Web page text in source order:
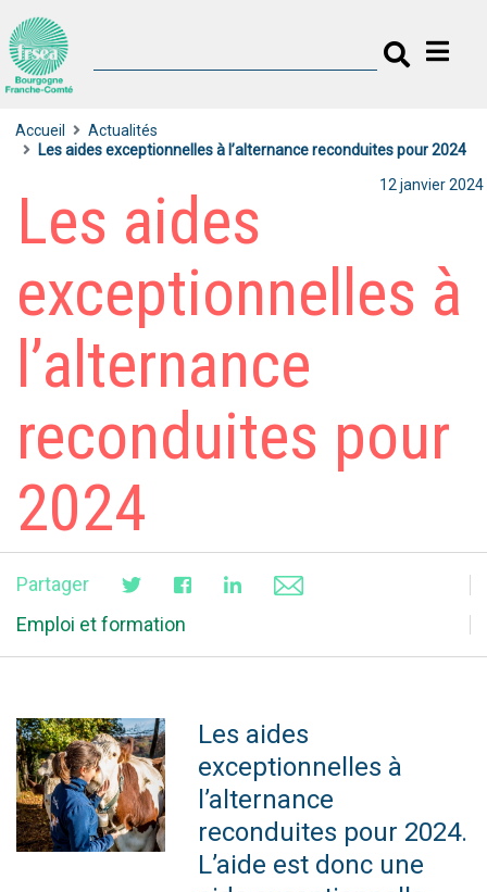
Accueil
Actualités
Les aides exceptionnelles à l’alternance reconduites pour 2024
Les aides
exceptionnelles à
l’alternance
reconduites pour
2024
12 janvier 2024
Partager
Emploi et formation
Les aides
exceptionnelles à
l’alternance
reconduites pour 2024.
L’aide est donc une